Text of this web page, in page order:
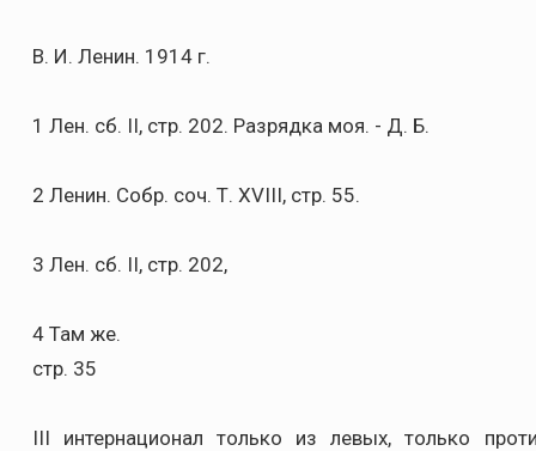
В. И. Ленин. 1914 г.
1 Лен. сб. II, стр. 202. Разрядка моя. - Д. Б.
2 Ленин. Собр. соч. Т. XVIII, стр. 55.
3 Лен. сб. II, стр. 202,
4 Там же.
стр. 35
III интернационал только из левых, только